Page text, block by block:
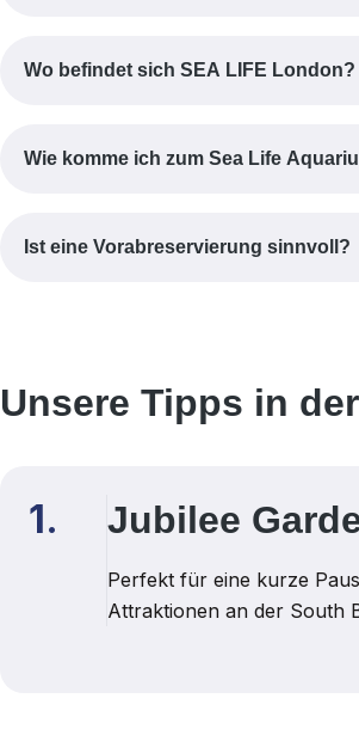
Wo befindet sich SEA LIFE London?
Wie komme ich zum Sea Life
Ist eine Vorabreservierung sinnvoll?
Unsere Tipps in
1. Jubilee
Perfekt für eine kurze
Attraktionen an der South